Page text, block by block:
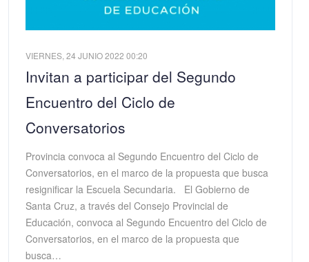
VIERNES, 24 JUNIO 2022 00:20
Invitan a participar del Segundo
Encuentro del Ciclo de
Conversatorios
Provincia convoca al Segundo Encuentro del Ciclo de
Conversatorios, en el marco de la propuesta que busca
resignificar la Escuela Secundaria. El Gobierno de
Santa Cruz, a través del Consejo Provincial de
Educación, convoca al Segundo Encuentro del Ciclo de
Conversatorios, en el marco de la propuesta que
busca…